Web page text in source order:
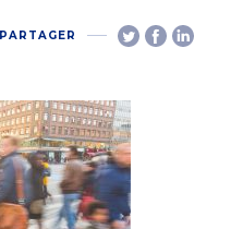
PARTAGER